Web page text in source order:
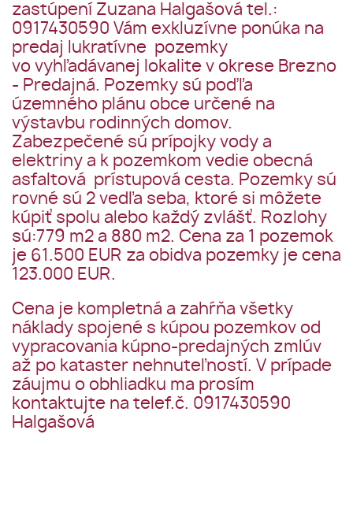
zastúpení Zuzana Halgašová tel.:
0917430590 Vám exkluzívne ponúka na
predaj lukratívne pozemky
vo vyhľadávanej lokalite v okrese Brezno
- Predajná. Pozemky sú poďľa
územného plánu obce určené na
výstavbu rodinných domov.
Zabezpečené sú prípojky vody a
elektriny a k pozemkom vedie obecná
asfaltová prístupová cesta. Pozemky sú
rovné sú 2 vedľa seba, ktoré si môžete
kúpiť spolu alebo každý zvlášť. Rozlohy
sú:779 m2 a 880 m2. Cena za 1 pozemok
je 61.500 EUR za obidva pozemky je cena
123.000 EUR.
Cena je kompletná a zahŕňa všetky
náklady spojené s kúpou pozemkov od
vypracovania kúpno-predajných zmlúv
až po kataster nehnuteľností. V prípade
záujmu o obhliadku ma prosím
kontaktujte na telef.č. 0917430590
Halgašová